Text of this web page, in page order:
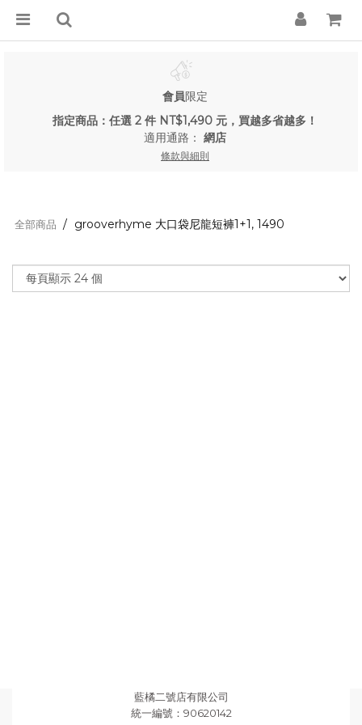
會員限定
指定商品：任選 2 件 NT$1,490 元，買越多省越多！
適用通路： 網店
條款與細則
全部商品 grooverhyme 大口袋尼龍短褲1+1, 1490
藍橘二號店有限公司
統一編號：90620142